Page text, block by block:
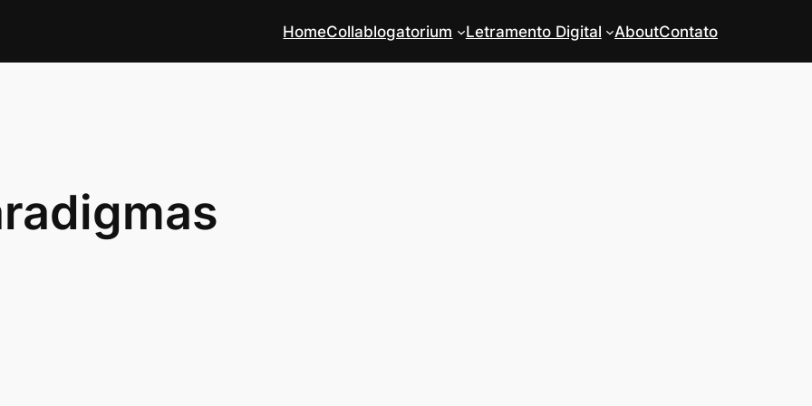
HomeCollablogatorium Letramento Digital AboutContato